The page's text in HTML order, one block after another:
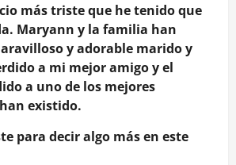
más triste que he tenido que
Maryann y la familia han
y adorable marido y
a mi mejor amigo y el
a uno de los mejores
existido.
para decir algo más en este